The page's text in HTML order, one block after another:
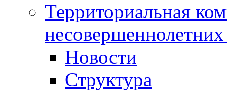
Территориальная
Новости
Структура